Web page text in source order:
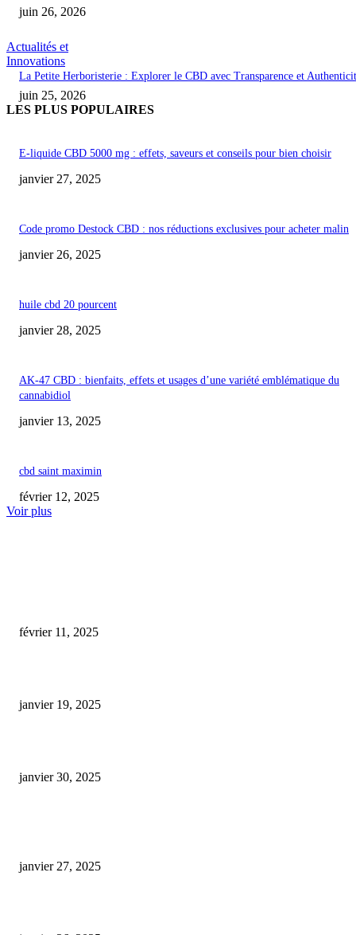
juin 26, 2026
Actualités et
Innovations
La Petite Herboristerie : Explorer le CBD avec Transparence et
juin 25, 2026
LES PLUS POPULAIRES
E-liquide CBD 5000 mg : effets, saveurs et conseils pour bien choisir
janvier 27, 2025
Code promo Destock CBD : nos réductions exclusives pour acheter malin
janvier 26, 2025
huile cbd 20 pourcent
janvier 28, 2025
AK-47 CBD : bienfaits, effets et usages d’une variété emblématique du
cannabidiol
janvier 13, 2025
cbd saint maximin
février 12, 2025
Voir plus
février 11, 2025
janvier 19, 2025
janvier 30, 2025
janvier 27, 2025